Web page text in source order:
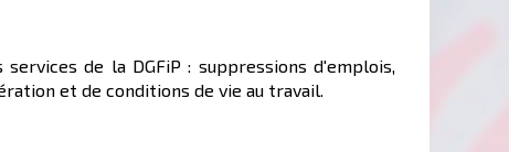
de la DGFiP : suppressions d'emplois,
et de conditions de vie au travail.